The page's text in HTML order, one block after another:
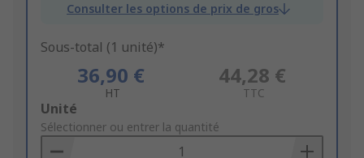
Consulter les options de prix de gros
Sous-total (1 unité)*
36,90 €
HT
44,28 €
TTC
Add
to
Basket
Unité
Sélectionner ou entrer la quantité